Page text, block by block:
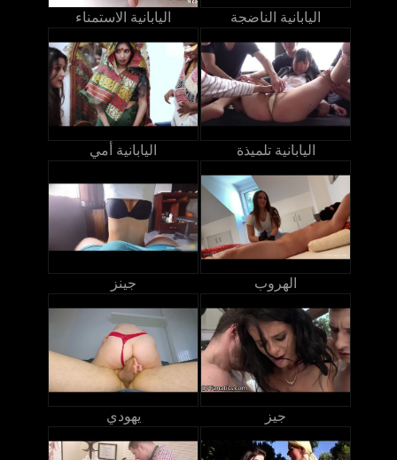
اليابانية الاستمناء اليابانية الناضجة
اليابانية أمي اليابانية تلميذة
جينز الهروب
يهودي جيز